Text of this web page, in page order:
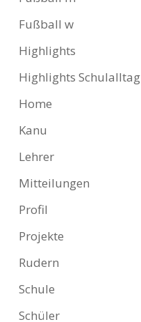
Fußball w
Highlights
Highlights Schulalltag
Home
Kanu
Lehrer
Mitteilungen
Profil
Projekte
Rudern
Schule
Schüler